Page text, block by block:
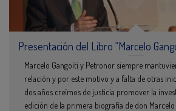
Presentación del Libro “Marcelo
Marcelo Gangoiti y Petronor siempre
relación y por este motivo y a falta de otras
dos años creímos de justicia promover la
edición de la primera biografía de don